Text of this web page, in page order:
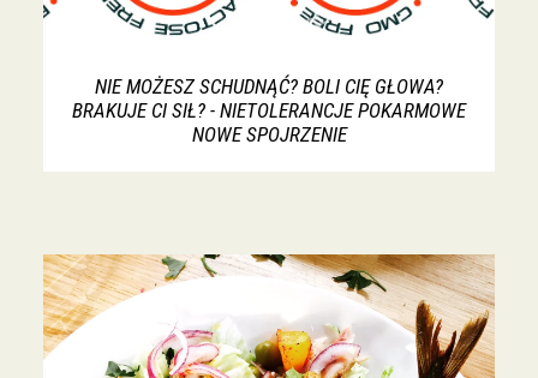
NIE MOŻESZ SCHUDNĄĆ? BOLI CIĘ GŁOWA?
BRAKUJE CI SIŁ? - NIETOLERANCJE POKARMOWE
NOWE SPOJRZENIE